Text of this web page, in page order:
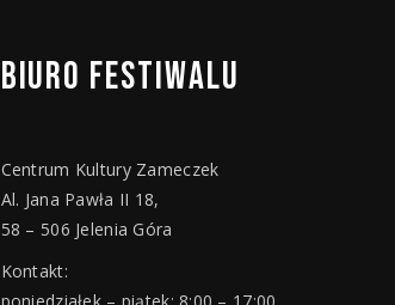
BIURO FESTIWALU
Centrum Kultury Zameczek
Al. Jana Pawła II 18,
58 – 506 Jelenia Góra
Kontakt: